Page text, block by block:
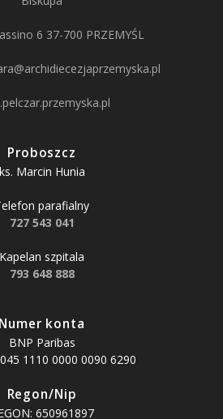
6 37-700 PRZEMYŚL
Proboszcz
ks. Marcin Hunia
parafialny
727 543 041
Kapelan szpitala
793 648 888
Numer konta
BNP Paribas
1110 0000 0090 6290
Regon/Nip
650961897